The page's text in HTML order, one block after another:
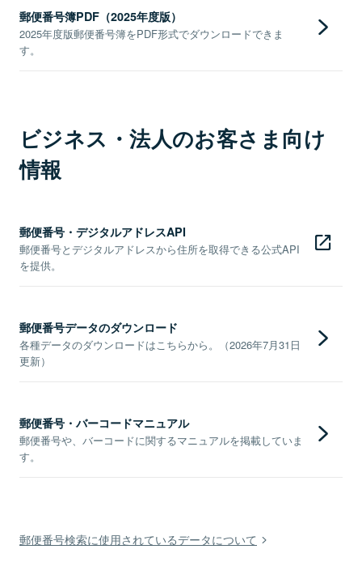
郵便番号簿PDF（2025年度版）
2025年度版郵便番号簿をPDF形式でダウンロードできま
す。
ビジネス・法人のお客さま向け
情報
郵便番号・デジタルアドレスAPI
郵便番号とデジタルアドレスから住所を取得できる公式API
を提供。
郵便番号データのダウンロード
各種データのダウンロードはこちらから。（2026年7月31日
更新）
郵便番号・バーコードマニュアル
郵便番号や、バーコードに関するマニュアルを掲載していま
す。
郵便番号検索に使用されているデータについて